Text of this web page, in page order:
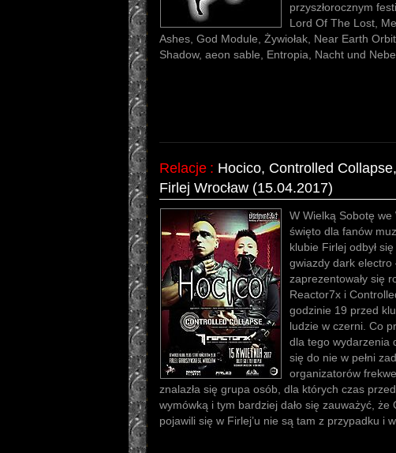
przyszłorocznym
Lord Of The Lost,
Ashes, God Module, Żywiołak, Near Earth
Shadow, aeon sable, Entropia, Nacht und
Relacje : Hocico, Controlled
Firlej Wrocław (15.04.2017)
W Wielką Sobotę we
święto dla fanów
klubie Firlej odbył
gwiazdy dark
zaprezentowały się
Reactor7x i
godzinie 19 przed
ludzie w czerni. Co
dla tego wydarzenia
się do nie w pełni
organizatorów
znalazła się grupa osób, dla których czas
wymówką i tym bardziej dało się zauważyć, że
pojawili się w Firlej’u nie są tam z przypadku i